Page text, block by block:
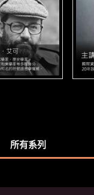
所有系列